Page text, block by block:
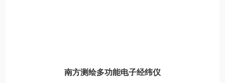
南方测绘多功能电子经纬仪